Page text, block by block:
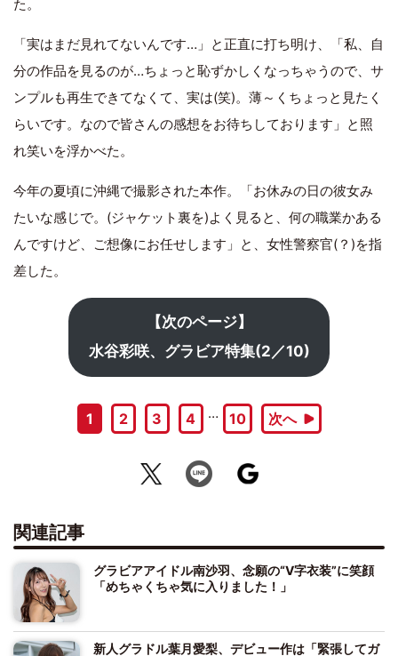
た。
「実はまだ見れてないんです…」と正直に打ち明け、「私、自
分の作品を見るのが…ちょっと恥ずかしくなっちゃうので、サ
ンプルも再生できてなくて、実は(笑)。薄～くちょっと見たく
らいです。なので皆さんの感想をお待ちしております」と照
れ笑いを浮かべた。
今年の夏頃に沖縄で撮影された本作。「お休みの日の彼女み
たいな感じで。(ジャケット裏を)よく見ると、何の職業かある
んですけど、ご想像にお任せします」と、女性警察官(？)を指
差した。
【次のページ】
水谷彩咲、グラビア特集(2／10)
1 2 3 4 … 10 次へ
関連記事
グラビアアイドル南沙羽、念願の“V字衣装”に笑顔
「めちゃくちゃ気に入りました！」
新人グラドル葉月愛梨、デビュー作は「緊張してガ